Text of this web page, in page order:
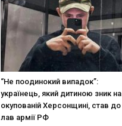
“Не поодинокий випадок”:
українець, який дитиною зник на
окупованій Херсонщині, став до
лав армії РФ